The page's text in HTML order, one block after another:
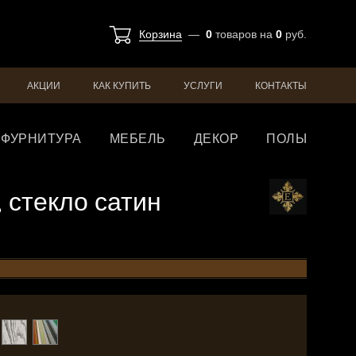
Корзина — 0 товаров на 0 руб.
АКЦИИ КАК КУПИТЬ УСЛУГИ КОНТАКТЫ
ФУРНИТУРА МЕБЕЛЬ ДЕКОР ПОЛЫ
сатин